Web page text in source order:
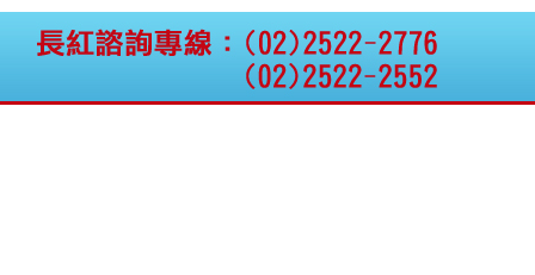
碩通散熱股份有限公司
公告向關係人取得使用
權資產
仁新醫藥:代重要子公司
BeliteBio,Inc公告受邀參